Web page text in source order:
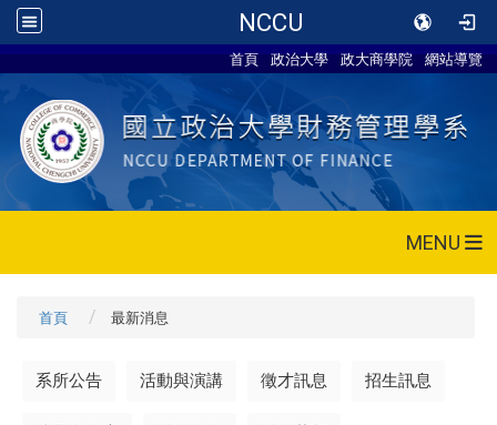
NCCU
首頁 政治大學 政大商學院 網站導覽
MENU
首頁 最新消息
系所公告 活動與演講 徵才訊息 招生訊息